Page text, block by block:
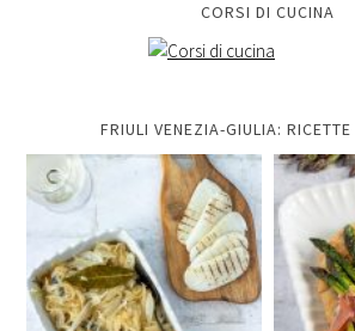
CORSI DI CUCINA
FRIULI VENEZIA-GIULIA: RICETTE